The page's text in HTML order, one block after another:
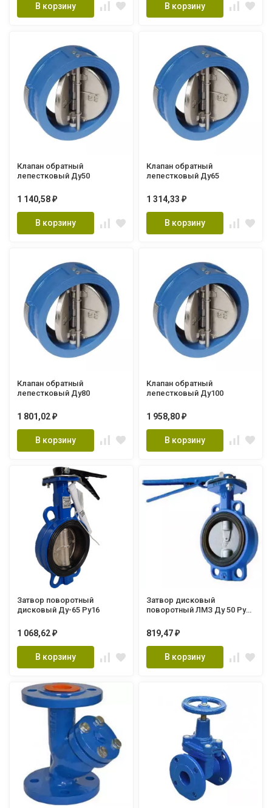
В корзину В корзину
Клапан обратный
лепестковый Ду50
1 140,58 ₽
В корзину
Клапан обратный
лепестковый Ду65
1 314,33 ₽
В корзину
Клапан обратный
лепестковый Ду80
1 801,02 ₽
В корзину
Клапан обратный
лепестковый Ду100
1 958,80 ₽
В корзину
Затвор поворотный
дисковый Ду-65 Ру16
1 068,62 ₽
В корзину
Затвор дисковый
поворотный ЛМЗ Ду 50 Ру
819,47 ₽
В корзину